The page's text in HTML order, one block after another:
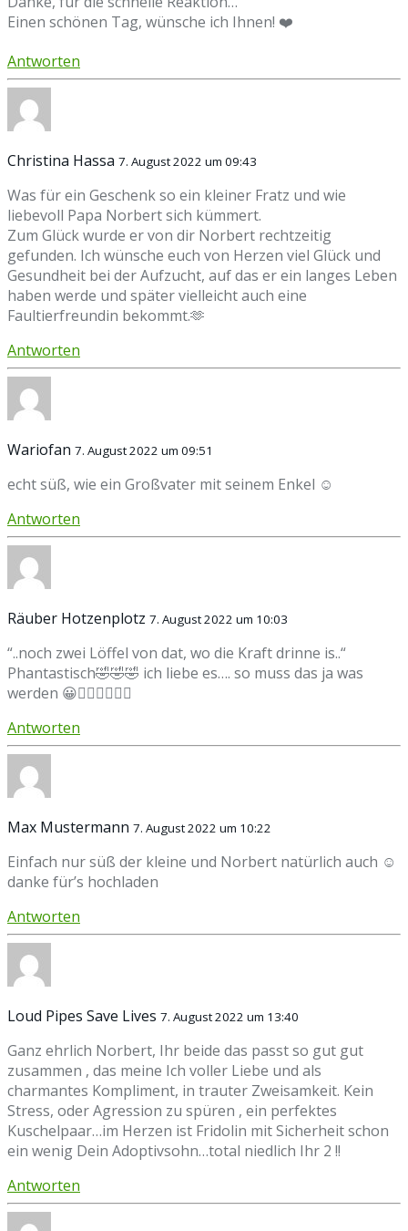
Einen schönen Tag, wünsche ich Ihnen! ❤️
Antworten
Christina Hassa 7. August 2022 um 09:43
Was für ein Geschenk so ein kleiner Fratz und wie
liebevoll Papa Norbert sich kümmert.
Zum Glück wurde er von dir Norbert rechtzeitig
gefunden. Ich wünsche euch von Herzen viel Glück und
Gesundheit bei der Aufzucht, auf das er ein langes Leben
haben werde und später vielleicht auch eine
Faultierfreundin bekommt.🫶
Antworten
Wariofan 7. August 2022 um 09:51
echt süß, wie ein Großvater mit seinem Enkel ☺
Antworten
Räuber Hotzenplotz 7. August 2022 um 10:03
“..noch zwei Löffel von dat, wo die Kraft drinne is..“
Phantastisch🤣🤣🤣 ich liebe es…. so muss das ja was
werden 😀👍🏻👍🏻👍🏻
Antworten
Max Mustermann 7. August 2022 um 10:22
Einfach nur süß der kleine und Norbert natürlich auch ☺️
danke für’s hochladen
Antworten
Loud Pipes Save Lives 7. August 2022 um 13:40
Ganz ehrlich Norbert, Ihr beide das passt so gut gut
zusammen , das meine Ich voller Liebe und als
charmantes Kompliment, in trauter Zweisamkeit. Kein
Stress, oder Agression zu spüren , ein perfektes
Kuschelpaar…im Herzen ist Fridolin mit Sicherheit schon
ein wenig Dein Adoptivsohn…total niedlich Ihr 2 !!
Antworten